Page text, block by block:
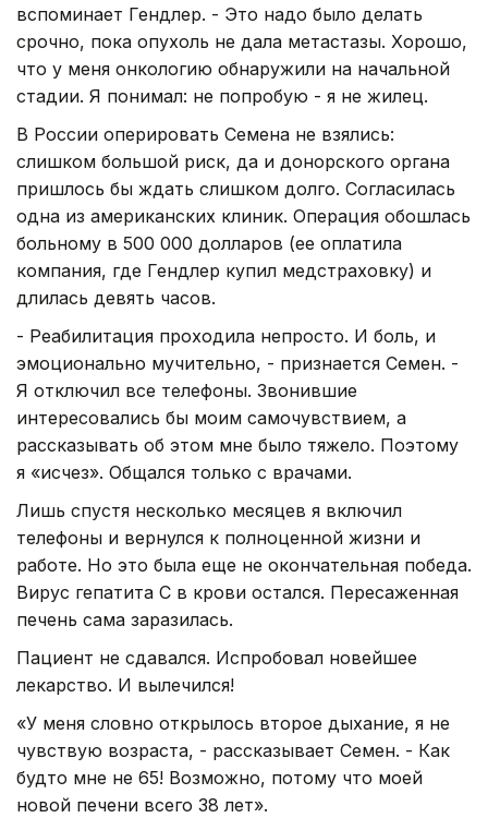
вспоминает Гендлер. - Это надо было делать
срочно, пока опухоль не дала метастазы. Хорошо,
что у меня онкологию обнаружили на начальной
стадии. Я понимал: не попробую - я не жилец.
В России оперировать Семена не взялись:
слишком большой риск, да и донорского органа
пришлось бы ждать слишком долго. Согласилась
одна из американских клиник. Операция обошлась
больному в 500 000 долларов (ее оплатила
компания, где Гендлер купил медстраховку) и
длилась девять часов.
- Реабилитация проходила непросто. И боль, и
эмоционально мучительно, - признается Семен. -
Я отключил все телефоны. Звонившие
интересовались бы моим самочувствием, а
рассказывать об этом мне было тяжело. Поэтому
я «исчез». Общался только с врачами.
Лишь спустя несколько месяцев я включил
телефоны и вернулся к полноценной жизни и
работе. Но это была еще не окончательная победа.
Вирус гепатита С в крови остался. Пересаженная
печень сама заразилась.
Пациент не сдавался. Испробовал новейшее
лекарство. И вылечился!
«У меня словно открылось второе дыхание, я не
чувствую возраста, - рассказывает Семен. - Как
будто мне не 65! Возможно, потому что моей
новой печени всего 38 лет».